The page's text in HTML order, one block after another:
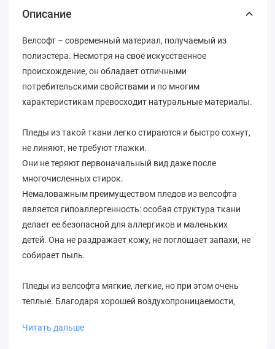
Описание
Велсофт – современный материал, получаемый из
полиэстера. Несмотря на своё искусственное
происхождение, он обладает отличными
потребительскими свойствами и по многим
характеристикам превосходит натуральные материалы.
Пледы из такой ткани легко стираются и быстро сохнут,
не линяют, не требуют глажки.
Они не теряют первоначальный вид даже после
многочисленных стирок.
Немаловажным преимуществом пледов из велсофта
является гипоаллергенность: особая структура ткани
делает ее безопасной для аллергиков и маленьких
детей. Она не раздражает кожу, не поглощает запахи, не
собирает пыль.
Пледы из велсофта мягкие, легкие, но при этом очень
теплые. Благодаря хорошей воздухопроницаемости,
комфортной.
Читать дальше